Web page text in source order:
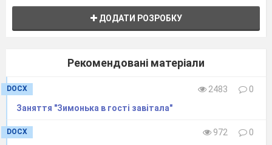
ДОДАТИ РОЗРОБКУ
Рекомендовані матеріали
DOCX 2483
0
Заняття "Зимонька в гості завітала"
DOCX 972
0